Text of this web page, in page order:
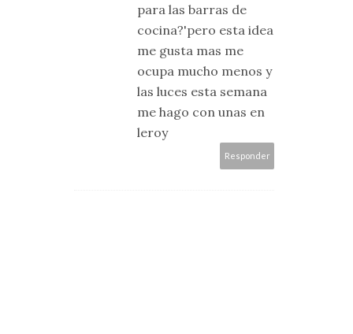
para las barras de
cocina?'pero esta idea
me gusta mas me
ocupa mucho menos y
las luces esta semana
me hago con unas en
leroy
Responder